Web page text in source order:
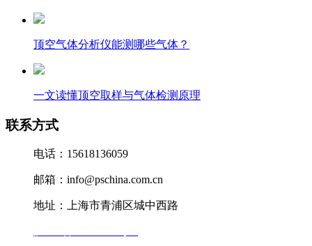
顶空气体分析仪能测哪些气体？
一文读懂顶空取样与气体检测原理
联系方式
电话：15618136059
邮箱：info@pschina.com.cn
地址：上海市青浦区城中西路